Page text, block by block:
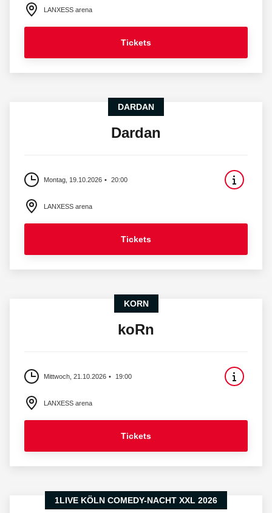
LANXESS arena
Tickets
DARDAN
Dardan
Montag, 19.10.2026 20:00
LANXESS arena
Tickets
KORN
koRn
Mittwoch, 21.10.2026 19:00
LANXESS arena
Tickets
1LIVE KÖLN COMEDY-NACHT XXL 2026